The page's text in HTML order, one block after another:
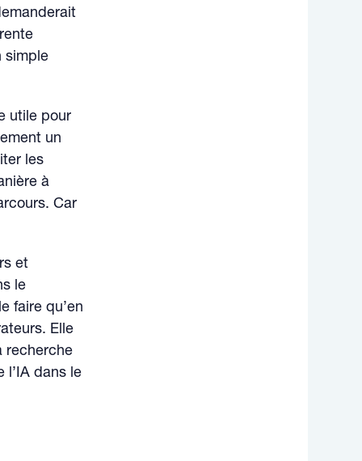
simple
utile pour
un
les
à
Car
et
le
faire qu’en
Elle
recherche
l’IA dans le